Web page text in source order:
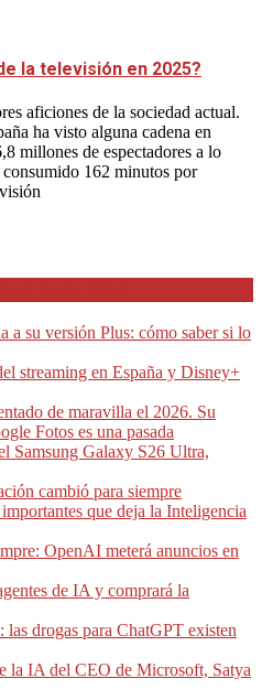
la televisión en 2025?
aficiones de la sociedad actual.
ha visto alguna cadena en
millones de espectadores a lo
162 minutos por
a su versión Plus: cómo saber si lo
streaming en España y Disney+
de maravilla el 2026. Su
Fotos es una pasada
Samsung Galaxy S26 Ultra,
cambió para siempre
que deja la Inteligencia
OpenAI meterá anuncios en
de IA y comprará la
drogas para ChatGPT existen
la IA del CEO de Microsoft, Satya